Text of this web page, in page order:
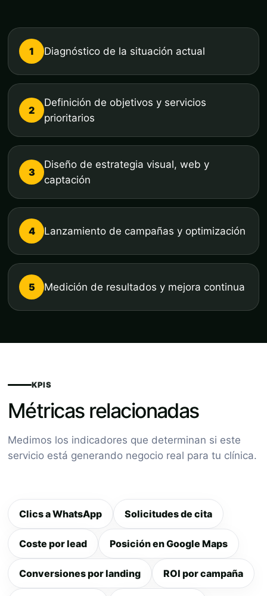
1 Diagnóstico de la situación actual
2
Definición de objetivos y servicios
prioritarios
3
Diseño de estrategia visual, web y
captación
4 Lanzamiento de campañas y optimización
5 Medición de resultados y mejora continua
KPIS
Métricas relacionadas
Medimos los indicadores que determinan si este
servicio está generando negocio real para tu clínica.
Clics a WhatsApp Solicitudes de cita
Coste por lead Posición en Google Maps
Conversiones por landing ROI por campaña